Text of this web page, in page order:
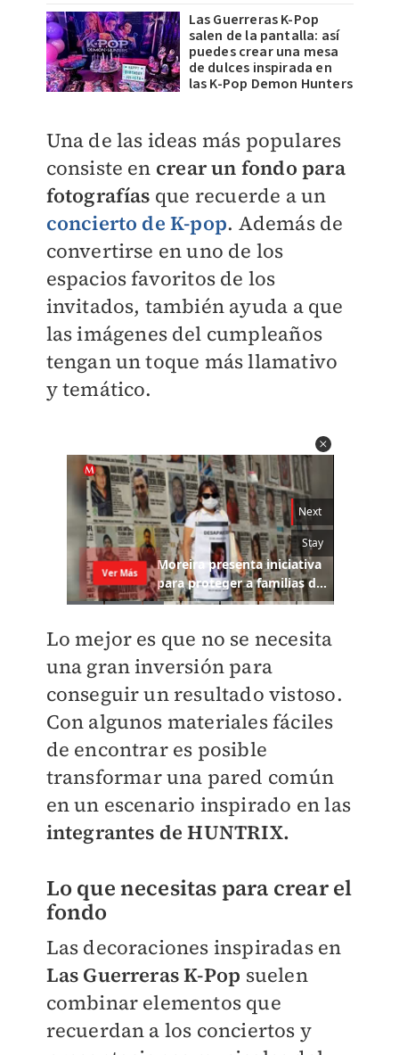
Las Guerreras K-Pop
salen de la pantalla: así
puedes crear una mesa
de dulces inspirada en
las K-Pop Demon Hunters
Una de las ideas más populares
consiste en crear un fondo para
fotografías que recuerde a un
concierto de K-pop. Además de
convertirse en uno de los
espacios favoritos de los
invitados, también ayuda a que
las imágenes del cumpleaños
tengan un toque más llamativo
y temático.
Lo mejor es que no se necesita
una gran inversión para
conseguir un resultado vistoso.
Con algunos materiales fáciles
de encontrar es posible
transformar una pared común
en un escenario inspirado en las
integrantes de HUNTRIX.
Lo que necesitas para crear el
fondo
Las decoraciones inspiradas en
Las Guerreras K-Pop suelen
combinar elementos que
recuerdan a los conciertos y